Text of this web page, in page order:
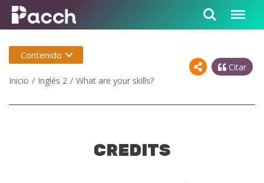
Citar
Inicio
Inglés 2 What are your skills?
Contenido
CREDITS